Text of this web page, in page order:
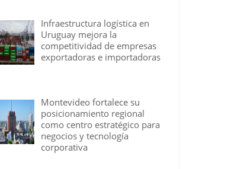
Infraestructura logística en
Uruguay mejora la
competitividad de empresas
exportadoras e importadoras
Montevideo fortalece su
posicionamiento regional
como centro estratégico para
negocios y tecnología
corporativa